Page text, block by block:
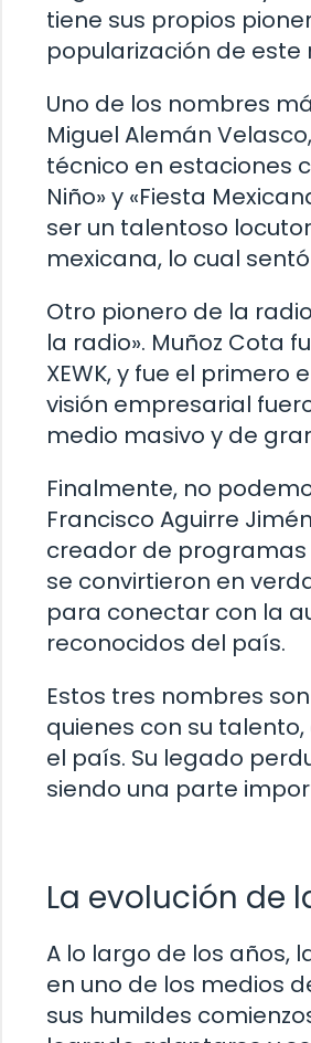
tiene sus propios
popularización de este
Uno de los nombres
Miguel Alemán
técnico en estaciones
Niño» y «Fiesta
ser un talentoso
mexicana, lo cual
Otro pionero de la
la radio». Muñoz Cota
XEWK, y fue el
visión empresarial
medio masivo y de
Finalmente, no
Francisco Aguirre
creador de programas
se convirtieron en
para conectar con la
reconocidos del país.
Estos tres nombres
quienes con su
el país. Su legado
siendo una parte
La evolución de
A lo largo de los años,
en uno de los medios
sus humildes